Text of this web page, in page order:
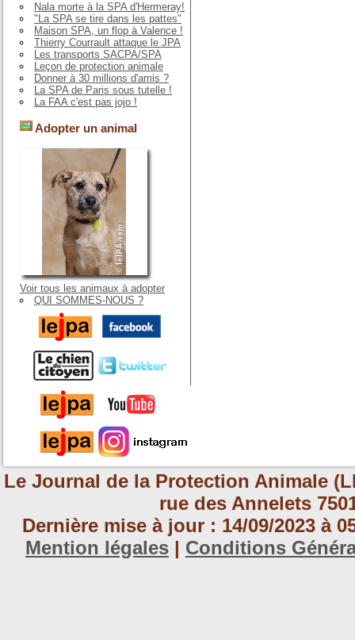
Nala morte à la SPA d'Hermeray!
"La SPA se tire dans les pattes"
Maison SPA, un flop à Valence !
Thierry Courrault attaque le JPA
Les transports SACPA/SPA
Leçon de protection animale
Donner à 30 millions d'amis ?
La SPA de Paris sous tutelle !
La FAA c'est pas jojo !
Adopter un animal
Voir tous les animaux à adopter
QUI SOMMES-NOUS ?
Le Journal de la Protection Animale
rue des Annelets
Dernière mise à jour : 14/09/2023 à
Mention légales | Conditions